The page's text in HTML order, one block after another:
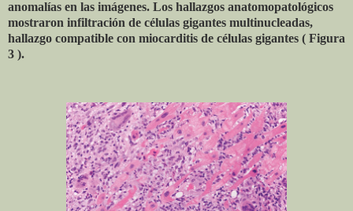
anomalías en las imágenes. Los hallazgos anatomopatológicos
mostraron infiltración de células gigantes multinucleadas,
hallazgo compatible con miocarditis de células gigantes ( Figura
3 ).